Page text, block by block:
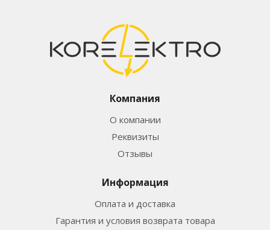
Компания
О компании
Реквизиты
Отзывы
Информация
Оплата и доставка
Гарантия и условия возврата товара